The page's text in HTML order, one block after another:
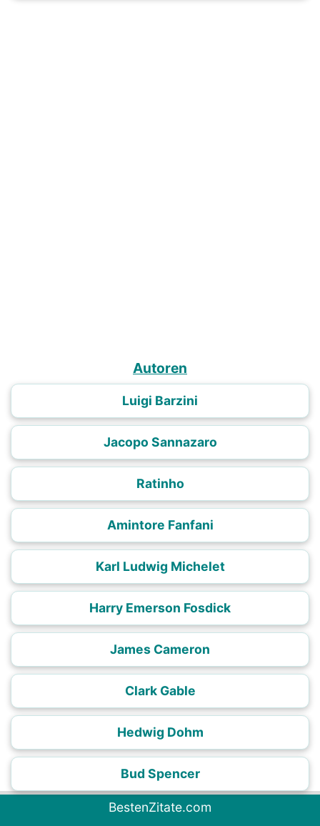
Autoren
Luigi Barzini
Jacopo Sannazaro
Ratinho
Amintore Fanfani
Karl Ludwig Michelet
Harry Emerson Fosdick
James Cameron
Clark Gable
Hedwig Dohm
Bud Spencer
BestenZitate.com